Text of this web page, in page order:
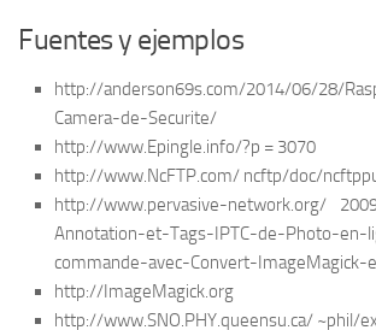
Fuentes y ejemplos
http://anderson69s.com/2014/06/28/
Camera-de-Securite/
http://www.Epingle.info/?p = 3070
http://www.NcFTP.com/ ncftp/doc/
http://www.pervasive-network.org/
Annotation-et-Tags-IPTC-de-Photo-en-
commande-avec-Convert-ImageMagick-
http://ImageMagick.org
http://www.SNO.PHY.queensu.ca/ ~phil/